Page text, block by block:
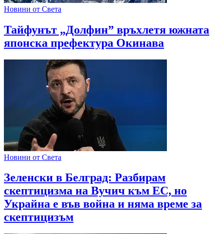
Новини от Света
Тайфунът „Долфин” връхлетя южната
японска префектура Окинава
Новини от Света
Зеленски в Белград: Разбирам
скептицизма на Вучич към ЕС, но
Украйна е във война и няма време за
скептицизъм